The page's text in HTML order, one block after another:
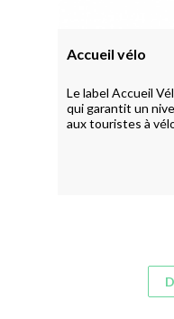
Accueil vélo
Le label Accueil
qui garantit un
aux touristes à